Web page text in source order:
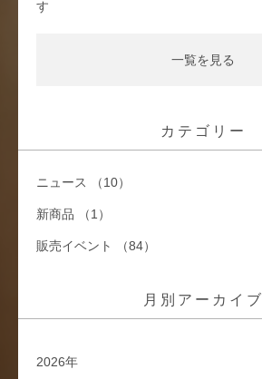
す
一覧を見る
カテゴリー
ニュース （10）
新商品 （1）
販売イベント （84）
月別アーカイブ
2026年